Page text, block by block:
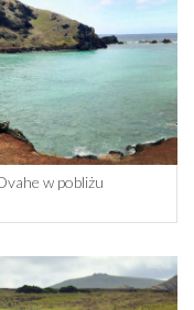
w pobliżu